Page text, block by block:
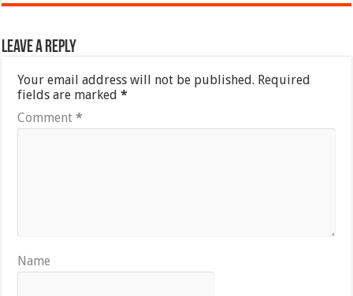
Leave a Reply
Your email address will not be published. Required
fields are marked*
Comment*
Name